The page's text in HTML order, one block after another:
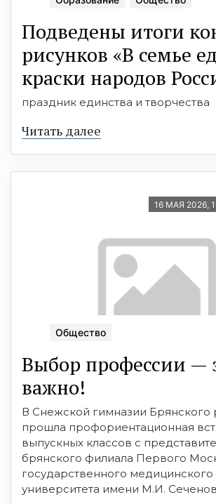
Подведены итоги
рисунков «В семье
краски народов
праздник единства и творчества
Читать далее
16 МАЯ 2026,
Общество
Выбор профессии —
важно!
В Снежской гимназии Брянского
прошла профориентационная
выпускных классов с
брянского филиала Первого
государственного медицинского
университета имени М.И.